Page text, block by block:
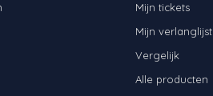
Mijn tickets
Mijn verlanglijst
Vergelijk
Alle producten